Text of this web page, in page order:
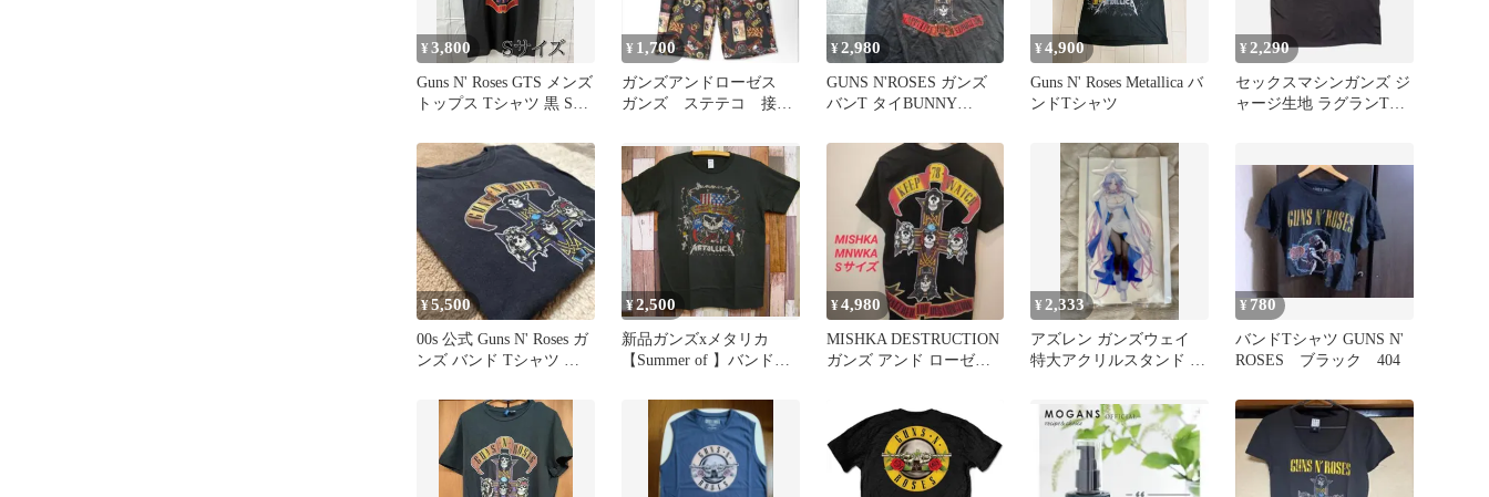
¥3,800
Guns N' Roses GTS メンズ
トップス Tシャツ 黒 Sサ
¥ 1,700
ガンズアンドローゼス
ガンズ ステテコ 接触
¥2,980
GUNS N'ROSES ガンズ
バンT タイBUNNY
¥4,900
Guns N' Roses Metallica バ
ンドTシャツ
¥2,290
セックスマシンガンズ ジ
ャージ生地 ラグランTシ
¥5,500
00s 公式 Guns N' Roses ガ
ンズ バンド Tシャツ ア
¥2,500
新品ガンズxメタリカ
【Summer of 】バンドT
¥4,980
MISHKA DESTRUCTION
ガンズ アンド ローゼス
¥2,333
アズレン ガンズウェイ
特大アクリルスタンド 冬
¥ 780
バンドTシャツ GUNS N'
ROSES ブラック 404